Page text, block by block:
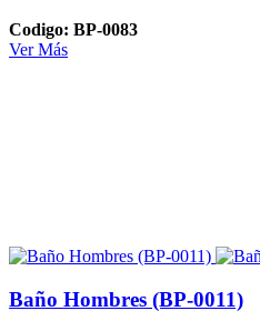
Codigo: BP-0083
Ver Más
Baño Hombres (BP-0011)